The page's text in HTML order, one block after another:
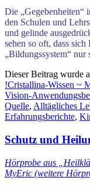
Die „Gegebenheiten“
den Schulen und
und gelinde
sehen so oft, dass
„Bildungssystem“ nur
Dieser Beitrag wurde
!Cristallina-Wissen ~
Vision-
Quelle, Alltägliches
Erfahrungsberichte,
Schutz und
Hörprobe aus
MyEric (weitere